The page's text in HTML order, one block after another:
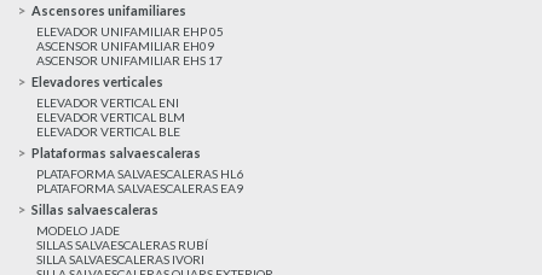
Ascensores unifamiliares
ELEVADOR UNIFAMILIAR EHP 05
ASCENSOR UNIFAMILIAR EH09
ASCENSOR UNIFAMILIAR EHS 17
Elevadores verticales
ELEVADOR VERTICAL ENI
ELEVADOR VERTICAL BLM
ELEVADOR VERTICAL BLE
Plataformas salvaescaleras
PLATAFORMA SALVAESCALERAS HL6
PLATAFORMA SALVAESCALERAS EA9
Sillas salvaescaleras
MODELO JADE
SILLAS SALVAESCALERAS RUBÍ
SILLA SALVAESCALERAS IVORI